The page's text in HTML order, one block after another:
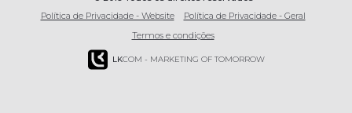
Política de Privacidade - Website
Política de Privacidade - Geral
Termos e condições
LKCOM - MARKETING OF TOMORROW